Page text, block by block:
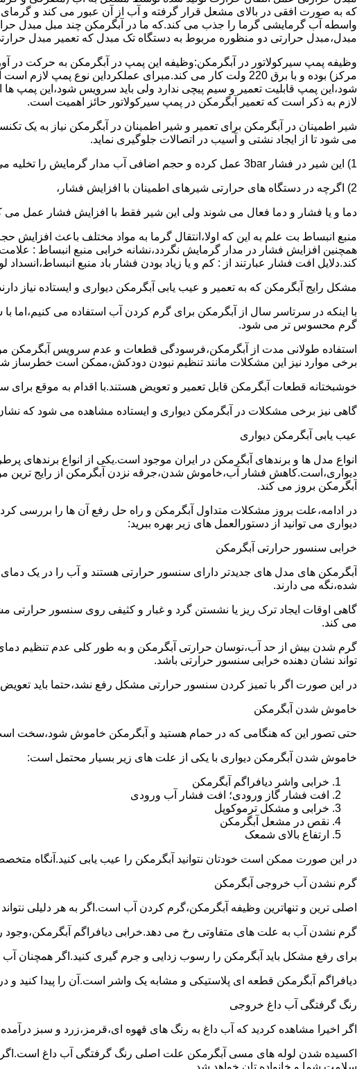
که به صورت افقی در بالای مشعل قرار گرفته و آب از آن عبور می کند و
واسطه آب گرمایشی گرما را جذب می کند.که ما در آبگرمکن چند مبل مبدل
مبدل،مبدل حرارتی دو منظوره مربوط به دستگاه تک مبدل که تعمیر مبدل
وظیفه پمپ سیرکولاتور در آبگرمکن:وظیفه این پمپ در آبگرمکن به حرکت در
مرکز) بوده و با برق 220 ولت کار می کند.مبرای
شود،این پمپ قابلیت تعمیر و سیم پیچی ندارد ولی باید سرویس شود،این پمپ
لازم به ذکر است که تعمیر آبگرمکن در پمپ سیرکولاتور حائز اهمیت است.
شیر اطمینان در آبگرمکن برای تعمیر و شیر اطمینان در آبگرمکن نیاز به یک
می شود تا از ایجاد نشتی و آسیب در اتصالات جلوگیری نماید.
1) این شیر در فشار 3bar عمل کرده و حجم اضافی آب مدار گرمایش را تخلیه می کند.
2) اگرچه در دستگاه های حرارتی شیرهای اطمینان با افزایش فشار،
دما و یا فشار و دما فعال می شوند ولی این شیر فقط با افزایش فشار عمل می
منبع انبساط بت علم به این که اولا،انتقال گرما به مواد مختلف باعث
همچنین افزایش فشار در مدار گرمایش نگردد،نشانه خرابی منبع انبساط :
کند.دلایل افت فشار عبارتند از : کم و یا زیاد بودن فشار باد منبع
مشکل رایج آبگرمکن که به تعمیر و عیب یابی آبگرمکن دیواری و ایستاده نیاز
با اینکه در سرتاسر سال از آبگرمکن برای گرم کردن آب استفاده می
گرم محسوس تر می شود.
استفاده طولانی مدت از آبگرمکن،فرسودگی قطعات و عدم سرویس آبگرمکن
برخی موارد نیز این مشکلات مانند تنظیم نبودن دودکش،ممکن است خطرساز
خوشبختانه قطعات آبگرمکن قابل تعمیر و تعویض هستند.با اقدام به موقع
گاهی نیز برخی مشکلات در آبگرمکن دیواری و ایستاده مشاهده می شود که
عیب یابی آبگرمکن دیواری
انواع مدل ها و برندهای آبگرمکن در ایران موجود است.یکی از انواع برندهای
دیواری،است.کاهش فشار آب،خاموش شدن،جرقه نزدن آبگرمکن از رایج ترین
آبگرمکن بروز می کند.
در ادامه،علت بروز مشکلات متداول آبگرمکن و راه حل رفع آن ها را بررسی
دیواری می توانید از دستورالعمل های زیر بهره ببرید:
خرابی سنسور حرارتی آبگرمکن
آبگرمکن های مدل های جدیدتر دارای سنسور حرارتی هستند و آب را در یک
شده،نگه می دارند.
گاهی اوقات ایجاد ترک ریز یا نشستن گرد و غبار و کثیفی روی سنسور حرارتی
می کند.
گرم شدن بیش از حد آب،نوسان حرارتی آبگرمکن و به طور کلی عدم تنظیم
تواند نشان دهنده خرابی سنسور حرارتی باشد.
در این صورت اگر با تمیز کردن سنسور حرارتی مشکل رفع نشد،حتما باید
خاموش شدن آبگرمکن
حتی تصور این که هنگامی که در حمام هستید و آبگرمکن خاموش شود،سخت
خاموش شدن آبگرمکن دیواری با یکی از علت های زیر بسیار محتمل است:
خرابی واشر دیافراگم آبگرمکن
افت فشار گاز ورودی؛ افت فشار آب ورودی
خرابی و مشکل ترموکوپل
نقص در مشعل آبگرمکن
ارتفاع بالای شمعک
در این صورت ممکن است خودتان نتوانید آبگرمکن را عیب یابی کنید.آنگاه
گرم نشدن آب خروجی آبگرمکن
اصلی ترین و تنهاترین وظیفه آبگرمکن،گرم کردن آب است.اگر به هر دلیلی
گرم نشدن آب به علت های متفاوتی رخ می دهد.خرابی دیافراگم
برای رفع مشکل باید آبگرمکن را رسوب زدایی و جرم گیری کنید.اگر همچنان
دیافراگم آبگرمکن قطعه ای پلاستیکی و مشابه یک واشر است.آن را پیدا کنید و
رنگ گرفتگی آب داغ خروجی
اگر اخیرا مشاهده کردید که آب داغ به رنگ های قهوه ای،قرمز،زرد و سبز
اکسیده شدن لوله های مسی آبگرمکن علت اصلی رنگ گرفتگی آب داغ است.اگر
سلامت شما و خانواده تان خواهد شد.